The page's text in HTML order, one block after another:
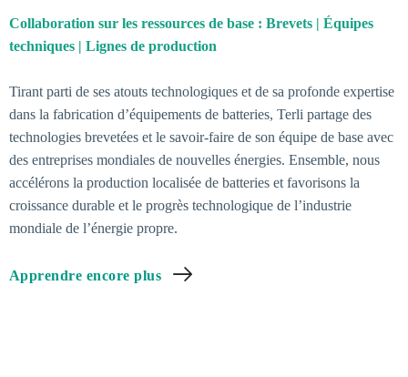
Collaboration sur les ressources de base : Brevets | Équipes
techniques | Lignes de production
Tirant parti de ses atouts technologiques et de sa profonde expertise
dans la fabrication d’équipements de batteries, Terli partage des
technologies brevetées et le savoir-faire de son équipe de base avec
des entreprises mondiales de nouvelles énergies. Ensemble, nous
accélérons la production localisée de batteries et favorisons la
croissance durable et le progrès technologique de l’industrie
mondiale de l’énergie propre.
Apprendre encore plus